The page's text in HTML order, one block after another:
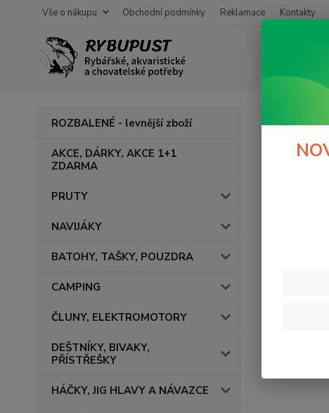
Vše o nákupu Obchodní podmínky Reklamace Kontakty
ROZBALENÉ - levnější zboží
AKCE, DÁRKY, AKCE 1+1
ZDARMA
PRUTY
NAVIJÁKY
BATOHY, TAŠKY, POUZDRA
CAMPING
ČLUNY, ELEKTROMOTORY
DEŠTNÍKY, BIVAKY,
PŘÍSTŘEŠKY
HÁČKY, JIG HLAVY A NÁVAZCE
Pokud již
Zašleme